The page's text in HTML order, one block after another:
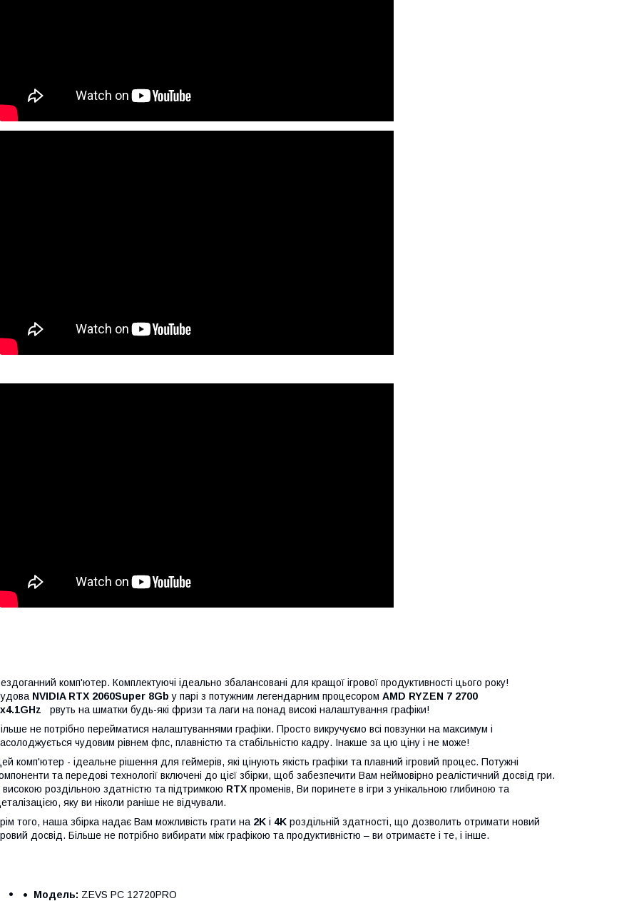
комп'ютер. Комплектуючі ідеально збалансовані для кращої ігрової продуктивності цього року!
NVIDIA RTX 2060Super 8Gb у парі з потужним легендарним процесором AMD RYZEN 7 2700
рвуть на шматки будь-які фризи та лаги на понад високі налаштування графіки!
не потрібно перейматися налаштуваннями графіки. Просто викручуємо всі повзунки на максимум і
чудовим рівнем фпс, плавністю та стабільністю кадру. Інакше за цю ціну і не може!
комп'ютер - ідеальне рішення для геймерів, які цінують якість графіки та плавний ігровий процес. Потужні
та передові технології включені до цієї збірки, щоб забезпечити Вам неймовірно реалістичний досвід гри.
високою роздільною здатністю та підтримкою RTX променів, Ви поринете в ігри з унікальною глибиною та
яку ви ніколи раніше не відчували.
того, наша збірка надає Вам можливість грати на 2K і 4K роздільній здатності, що дозволить отримати новий
досвід. Більше не потрібно вибирати між графікою та продуктивністю – ви отримаєте і те, і інше.
Модель: ZEVS PC 12720PRO